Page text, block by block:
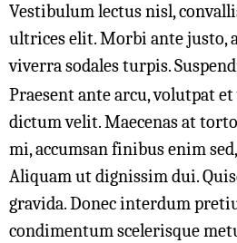
Vestibulum lectus nisl,
ultrices elit. Morbi ante justo,
viverra sodales turpis.
Praesent ante arcu, volutpat
dictum velit. Maecenas at
mi, accumsan finibus enim
Aliquam ut dignissim dui.
gravida. Donec interdum
condimentum scelerisque